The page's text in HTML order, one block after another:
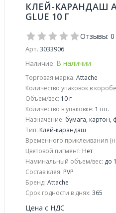
КЛЕЙ-КАРАНДАШ
GLUE 10 Г
Отзывы: 0
Арт. 3033906
Наличие: В наличии
Торговая марка: Attache
Количество упаковок в
Объем/вес: 10 г
Количество в упаковке: 1 шт.
Назначение: бумага, картон,
Тип: Клей-карандаш
Временного приклеивания
Цветовой пигмент: Нет
Наминальный объем/вес: до
Состав клея: PVP
Бренд: Attache
Срок годности в днях: 365
Цена с НДС